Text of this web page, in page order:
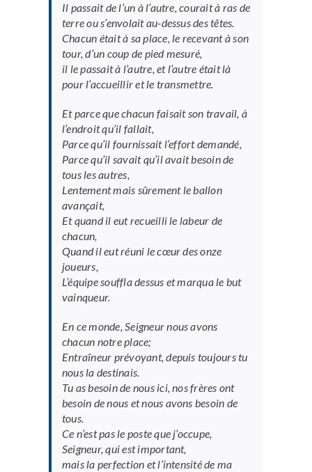
Il passait de l’un à l’autre, courait à ras de
terre ou s’envolait au-dessus des têtes.
Chacun était à sa place, le recevant à son
tour, d’un coup de pied mesuré,
il le passait à l’autre, et l’autre était là
pour l’accueillir et le transmettre.
Et parce que chacun faisait son travail, à
l’endroit qu’il fallait,
Parce qu’il fournissait l’effort demandé,
Parce qu’il savait qu’il avait besoin de
tous les autres,
Lentement mais sûrement le ballon
avançait,
Et quand il eut recueilli le labeur de
chacun,
Quand il eut réuni le cœur des onze
joueurs,
L’équipe souffla dessus et marqua le but
vainqueur.
En ce monde, Seigneur nous avons
chacun notre place;
Entraîneur prévoyant, depuis toujours tu
nous la destinais.
Tu as besoin de nous ici, nos frères ont
besoin de nous et nous avons besoin de
tous.
Ce n’est pas le poste que j’occupe,
Seigneur, qui est important,
mais la perfection et l’intensité de ma